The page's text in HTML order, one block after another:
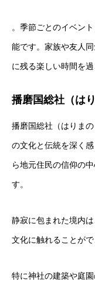
。季節ごとのイベン
能です。家族や友人
に残る楽しい時間を
播磨国総社（は
播磨国総社（はりま
の文化と伝統を深く
ら地元住民の信仰の
す。
静寂に包まれた境内
文化に触れることがで
特に神社の建築や庭